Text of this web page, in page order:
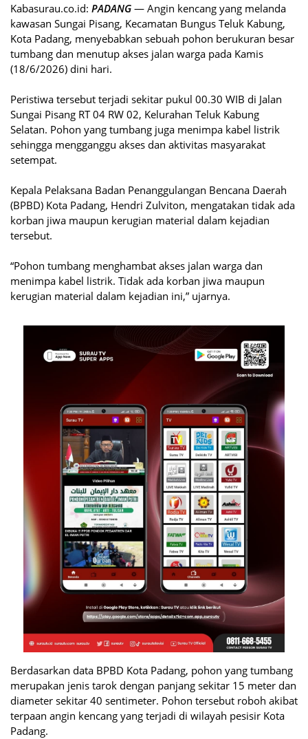
Kabasurau.co.id: PADANG — Angin kencang yang melanda
kawasan Sungai Pisang, Kecamatan Bungus Teluk Kabung,
Kota Padang, menyebabkan sebuah pohon berukuran besar
tumbang dan menutup akses jalan warga pada Kamis
(18/6/2026) dini hari.
Peristiwa tersebut terjadi sekitar pukul 00.30 WIB di Jalan
Sungai Pisang RT 04 RW 02, Kelurahan Teluk Kabung
Selatan. Pohon yang tumbang juga menimpa kabel listrik
sehingga mengganggu akses dan aktivitas masyarakat
setempat.
Kepala Pelaksana Badan Penanggulangan Bencana Daerah
(BPBD) Kota Padang, Hendri Zulviton, mengatakan tidak ada
korban jiwa maupun kerugian material dalam kejadian
tersebut.
“Pohon tumbang menghambat akses jalan warga dan
menimpa kabel listrik. Tidak ada korban jiwa maupun
kerugian material dalam kejadian ini,” ujarnya.
Berdasarkan data BPBD Kota Padang, pohon yang tumbang
merupakan jenis tarok dengan panjang sekitar 15 meter dan
diameter sekitar 40 sentimeter. Pohon tersebut roboh akibat
terpaan angin kencang yang terjadi di wilayah pesisir Kota
Padang.